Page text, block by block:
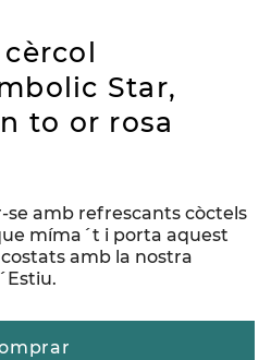
Star,
to or rosa
se amb refrescants còctels
míma´t i porta aquest
amb la nostra